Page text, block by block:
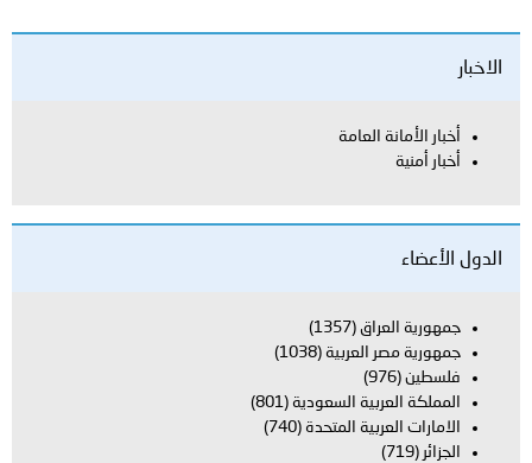
الاخبار
أخبار الأمانة العامة
أخبار أمنية
الدول الأعضاء
جمهورية العراق (1357)
جمهورية مصر العربية (1038)
فلسطين (976)
المملكة العربية السعودية (801)
الامارات العربية المتحدة (740)
الجزائر (719)